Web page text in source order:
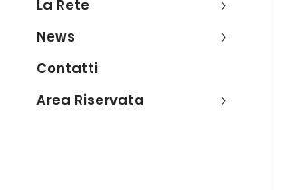
La Rete
News
Contatti
Area Riservata